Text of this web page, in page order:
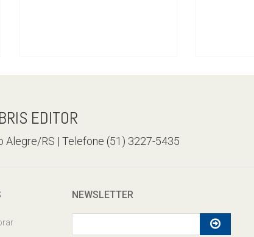
EDITOR
Alegre/RS | Telefone (51) 3227-5435
NEWSLETTER